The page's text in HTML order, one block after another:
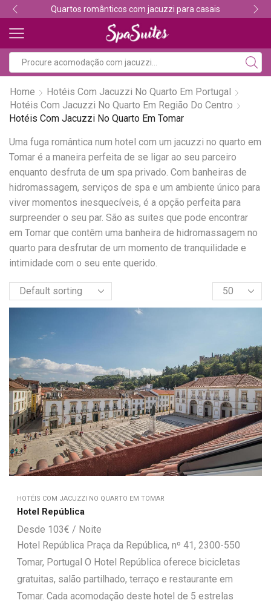
Quartos românticos com jacuzzi para casais
Home
Hotéis Com Jacuzzi No Quarto Em Portugal
Hotéis Com Jacuzzi No Quarto Em Região Do Centro
Hotéis Com Jacuzzi No Quarto Em Tomar
Uma fuga romântica num hotel com um jacuzzi no quarto em
Tomar é a maneira perfeita de se ligar ao seu parceiro
enquanto desfruta de um spa privado. Com banheiras de
hidromassagem, serviços de spa e um ambiente único para
viver momentos inesquecíveis, é a opção perfeita para
surpreender o seu par. São as suites que pode encontrar
em Tomar que contêm uma banheira de hidromassagem no
quarto para desfrutar de um momento de tranquilidade e
intimidade com o seu ente querido.
HOTÉIS COM JACUZZI NO QUARTO EM TOMAR
Hotel República
103€
Hotel República Praça da República, nº 41, 2300-550
Tomar, Portugal O Hotel República oferece bicicletas
gratuitas, salão partilhado, terraço e restaurante em
Tomar. Cada acomodação deste hotel de 5 estrelas